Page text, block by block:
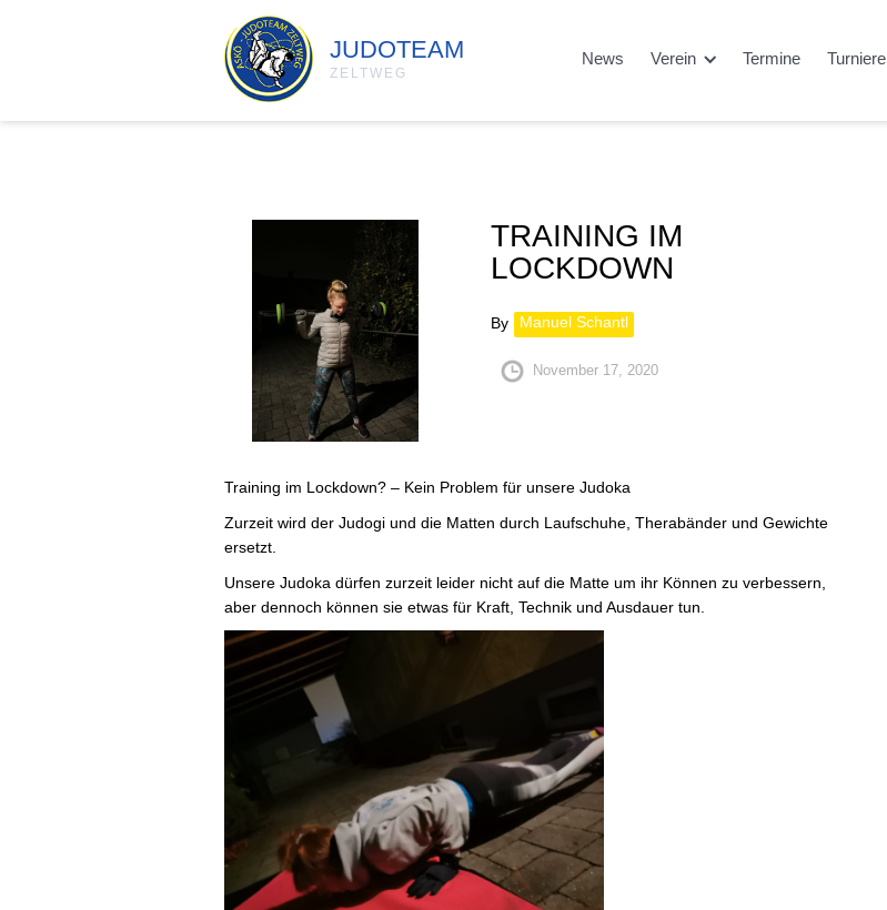
JUDOTEAM
ZELTWEG
News Verein Termine Turniere
TRAINING IM
LOCKDOWN
By Manuel Schantl
November 17, 2020
Training im Lockdown? – Kein Problem für unsere Judoka
Zurzeit wird der Judogi und die Matten durch Laufschuhe, Therabänder und Gewichte
ersetzt.
Unsere Judoka dürfen zurzeit leider nicht auf die Matte um ihr Können zu verbessern,
aber dennoch können sie etwas für Kraft, Technik und Ausdauer tun.